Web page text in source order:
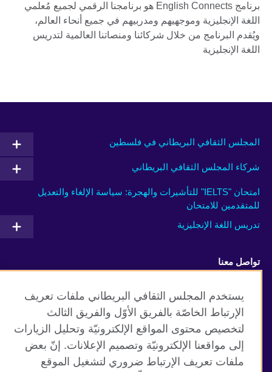
برنامج English Connects هو برنامجنا الرقمي لجميع مُعلمي
اللغة الإنجليزية وموجهيهم ومدربيهم في جميع أنحاء العالم،
ويُقدم البرنامج من خلال شركائنا ومنصاتنا العالمية لتدريس
اللغة الإنجليزية
المجلس الثقافي البريطاني في فلسطين
شركاء المجلس الثقافي البريطاني
امتحان "IELTS" للتأشيرات والهجرة: سياسة الإلغاء والتعديل
للمتقدمين للامتحان
تدريس اللغة الإنجليزية
تواصل معنا
Facebook Twitter
Youtube TikTok
يستخدم المجلس الثقافي البريطاني ملفات تعريف
الإرتباط الخاصّة بالفريق الأوّل والفريق الثالث
لتخصيص محتوى المواقع الإلكترونيّة وتحليل الزيارات
إلى مواقعنا الإلكترونيّة وتصميم الإعلانات. إنّ بعض
ملفات تعريف الإرتباط ضروري لتشغيل الموقع